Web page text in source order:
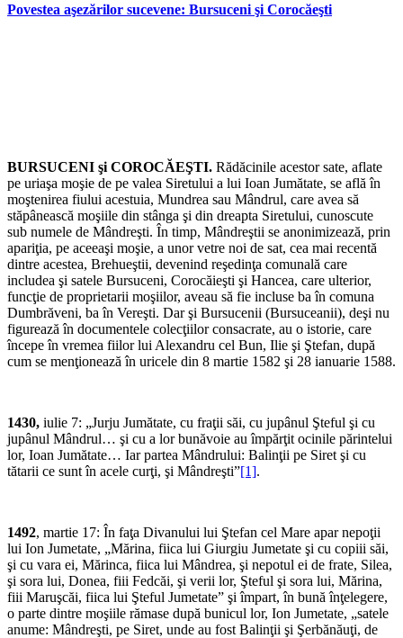
Povestea aşezărilor sucevene: Bursuceni şi Corocăeşti
BURSUCENI şi COROCĂEŞTI. Rădăcinile acestor sate, aflate
pe uriaşa moşie de pe valea Siretului a lui Ioan Jumătate, se află în
moştenirea fiului acestuia, Mundrea sau Mândrul, care avea să
stăpânească moşiile din stânga şi din dreapta Siretului, cunoscute
sub numele de Mândreşti. În timp, Mândreştii se anonimizează, prin
apariţia, pe aceeaşi moşie, a unor vetre noi de sat, cea mai recentă
dintre acestea, Brehueştii, devenind reşedinţa comunală care
includea şi satele Bursuceni, Corocăieşti şi Hancea, care ulterior,
funcţie de proprietarii moşiilor, aveau să fie incluse ba în comuna
Dumbrăveni, ba în Vereşti. Dar şi Bursucenii (Bursuceanii), deşi nu
figurează în documentele colecţiilor consacrate, au o istorie, care
începe în vremea fiilor lui Alexandru cel Bun, Ilie şi Ştefan, după
cum se menţionează în uricele din 8 martie 1582 şi 28 ianuarie 1588.
1430, iulie 7: „Jurju Jumătate, cu fraţii săi, cu jupânul Şteful şi cu
jupânul Mândrul… şi cu a lor bunăvoie au împărţit ocinile părintelui
lor, Ioan Jumătate… Iar partea Mândrului: Balinţii pe Siret şi cu
tătarii ce sunt în acele curţi, şi Mândreşti”[1].
1492, martie 17: În faţa Divanului lui Ştefan cel Mare apar nepoţii
lui Ion Jumetate, „Mărina, fiica lui Giurgiu Jumetate şi cu copiii săi,
şi cu vara ei, Mărinca, fiica lui Mândrea, şi nepotul ei de frate, Silea,
şi sora lui, Donea, fiii Fedcăi, şi verii lor, Şteful şi sora lui, Mărina,
fiii Maruşcăi, fiica lui Şteful Jumetate” şi împart, în bună înţelegere,
o parte dintre moşiile rămase după bunicul lor, Ion Jumetate, „satele
anume: Mândreşti, pe Siret, unde au fost Balinţii şi Şerbănăuţi, de